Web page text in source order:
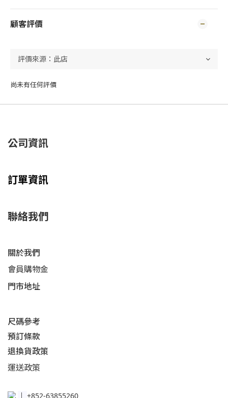
顧客評價
尚未有任何評價
公司資訊
訂單資訊
聯絡我們
關於我們
會員購物金
門市地址
尺碼參考
預訂條款
退換貨政策​
運送政策​
│ +852-63855260